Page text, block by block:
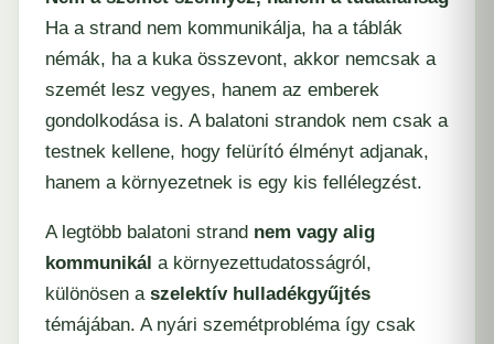
Ha a strand nem kommunikálja, ha a táblák
némák, ha a kuka összevont, akkor nemcsak a
szemét lesz vegyes, hanem az emberek
gondolkodása is. A balatoni strandok nem csak a
testnek kellene, hogy felürító élményt adjanak,
hanem a környezetnek is egy kis fellélegzést.
A legtöbb balatoni strand nem vagy alig
kommunikál a környezettudatosságról,
különösen a szelektív hulladékgyűjtés
témájában. A nyári szemétprobléma így csak